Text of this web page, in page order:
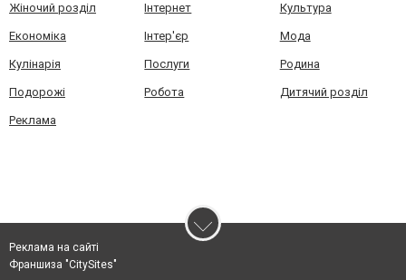
Жіночий розділ Інтернет Культура
Економіка Інтер'єр Мода
Кулінарія Послуги Родина
Подорожі Робота Дитячий розділ
Реклама
Реклама на сайті
Франшиза "CitySites"